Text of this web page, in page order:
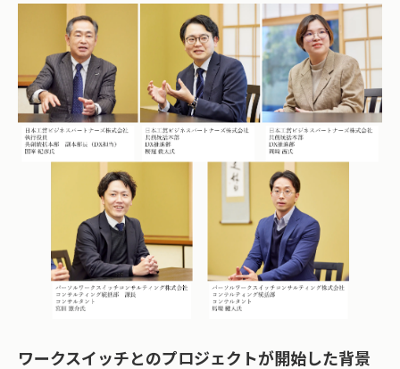
ワークスイッチとのプロジェクトが開始した背景